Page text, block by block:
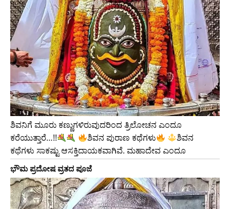
ಶಿವನಿಗೆ ಮೂರು ಕಣ್ಣುಗಳಿರುವುದರಿಂದ ತ್ರಿಲೋಚನ ಎಂದೂ
ಕರೆಯುತ್ತಾರೆ…!!
ಶಿವನ ಪುರಾಣ ಕಥೆಗಳು
ಶಿವನ
ಕಥೆಗಳು ಸಾಕಷ್ಟು ಆಸಕ್ತಿದಾಯಕವಾಗಿವೆ. ಮಹಾದೇವ ಎಂದೂ
ಭೌಮ ಪ್ರದೋಷ ವ್ರತದ ಪೂಜೆ